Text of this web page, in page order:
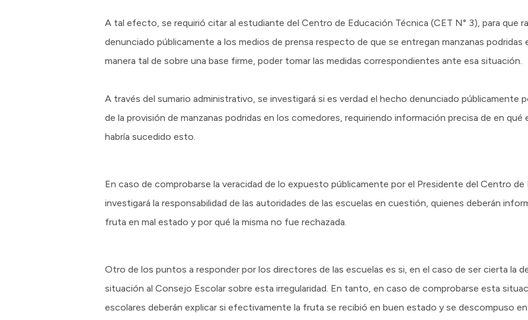
A tal efecto, se requirió citar al estudiante del Centro de Educación Técnica (CET N° 3), para que
denunciado públicamente a los medios de prensa respecto de que se entregan manzanas podridas
manera tal de sobre una base firme, poder tomar las medidas correspondientes ante esa situación.
A través del sumario administrativo, se investigará si es verdad el hecho denunciado públicamente
de la provisión de manzanas podridas en los comedores, requiriendo información precisa de en qué
habría sucedido esto.
En caso de comprobarse la veracidad de lo expuesto públicamente por el Presidente del Centro
investigará la responsabilidad de las autoridades de las escuelas en cuestión, quienes deberán
fruta en mal estado y por qué la misma no fue rechazada.
Otro de los puntos a responder por los directores de las escuelas es si, en el caso de ser cierta la
situación al Consejo Escolar sobre esta irregularidad. En tanto, en caso de comprobarse esta
escolares deberán explicar si efectivamente la fruta se recibió en buen estado y se descompuso